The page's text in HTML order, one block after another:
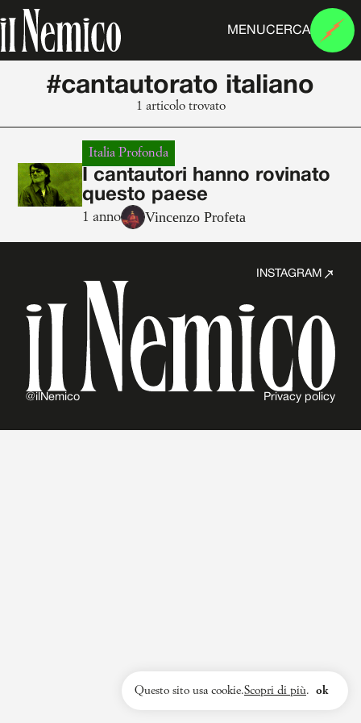
MENUCERCA
#cantautorato italiano
1 articolo trovato
Italia Profonda
I cantautori hanno rovinato
questo paese
1 anno Vincenzo Profeta
INSTAGRAM
@ilNemico Privacy policy
Questo sito usa cookie.Scopri di più. ok